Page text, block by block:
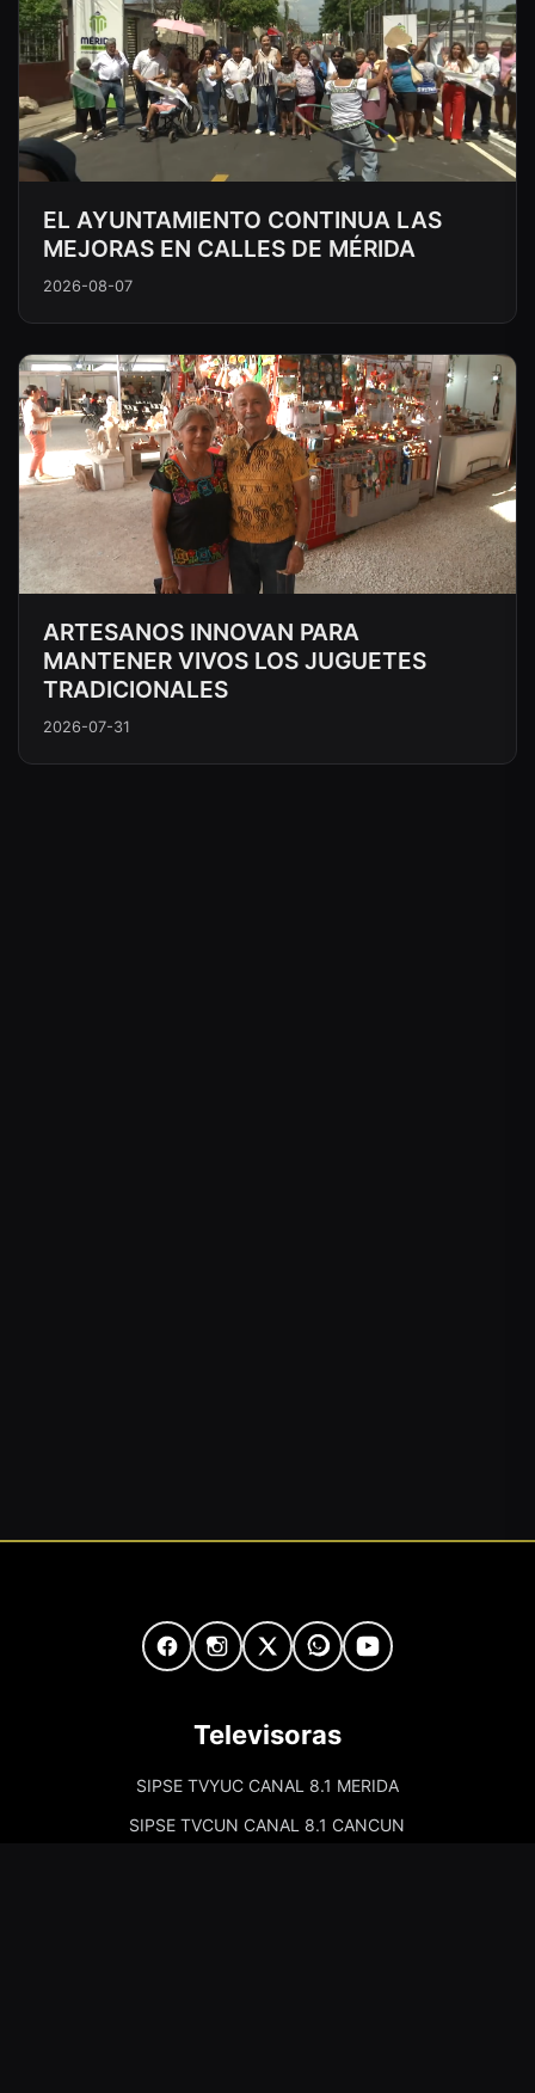
EL AYUNTAMIENTO CONTINUA LAS
MEJORAS EN CALLES DE MÉRIDA
2026-08-07
ARTESANOS INNOVAN PARA
MANTENER VIVOS LOS JUGUETES
TRADICIONALES
2026-07-31
Televisoras
SIPSE TVYUC CANAL 8.1 MERIDA
SIPSE TVCUN CANAL 8.1 CANCUN